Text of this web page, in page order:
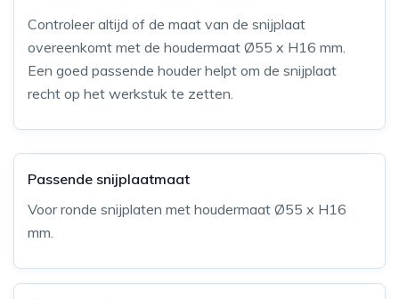
Controleer altijd of de maat van de snijplaat
overeenkomt met de houdermaat Ø55 x H16 mm.
Een goed passende houder helpt om de snijplaat
recht op het werkstuk te zetten.
Passende snijplaatmaat
Voor ronde snijplaten met houdermaat Ø55 x H16
mm.